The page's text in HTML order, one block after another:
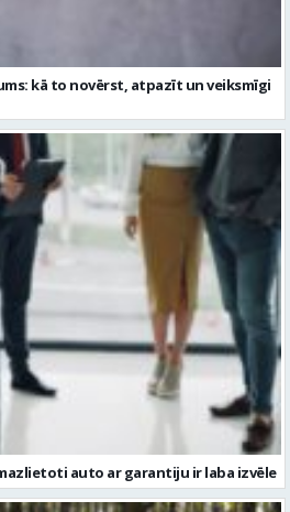
kā to novērst, atpazīt un veiksmīgi
auto ar garantiju ir laba izvēle